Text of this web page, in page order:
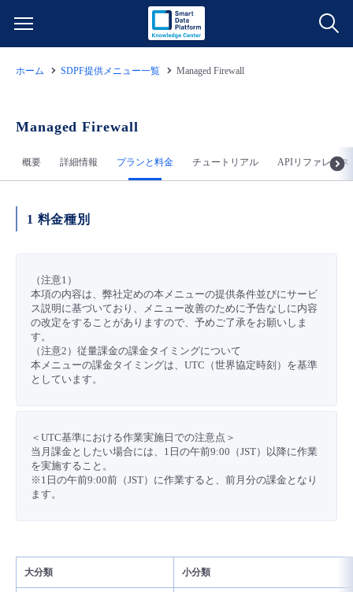
サービス一覧
データ利活用
クラウド/サーバー
ネットワーク
IoT
モニタリング/監査
サポート
すべてのメニューを見る
よくある質問
データ利活用
クラウド/サーバー
ネットワーク
IoT
モニタリング/監査
管理機能
すべてのメニューを見る
料金情報
料金シミュレーター
データ利活用
クラウド/サーバー
ネットワーク
モニタリング/監査
サポート
ご利用開始ガイド
■ 管理機能
- 管理機能
■ セットアップガイド
- 新規お申し込み方法
- 初期設定・確認
- ユーザー機能の管理
- APIリファレンス
- バックアップ
- セキュリティ・監査
- IoT
- マルチクラウド利用
- リモートワーク
- ITインフラストラクチャー
故障/メンテナンス情報
サービス稼働状況
メンテナンス予定
定期メンテナンス
パートナー
協業パートナー
トレーニング/操作動画
脱炭素化
ホーム SDPF提供メニュー一覧 Managed Firewall
Managed Firewall
概要 詳細情報 プランと料金 チュートリアル APIリファレンス
1 料金種別
（注意1）
本項の内容は、弊社定めの本メニューの提供条件並びにサービ
ス説明に基づいており、メニュー改善のために予告なしに内容
の改定をすることがありますので、予めご了承をお願いしま
す。
（注意2）従量課金の課金タイミングについて
本メニューの課金タイミングは、UTC（世界協定時刻）を基準
としています。
＜UTC基準における作業実施日での注意点＞
当月課金としたい場合には、1日の午前9:00（JST）以降に作業
を実施すること。
※1日の午前9:00前（JST）に作業すると、前月分の課金となり
ます。
大分類 小分類